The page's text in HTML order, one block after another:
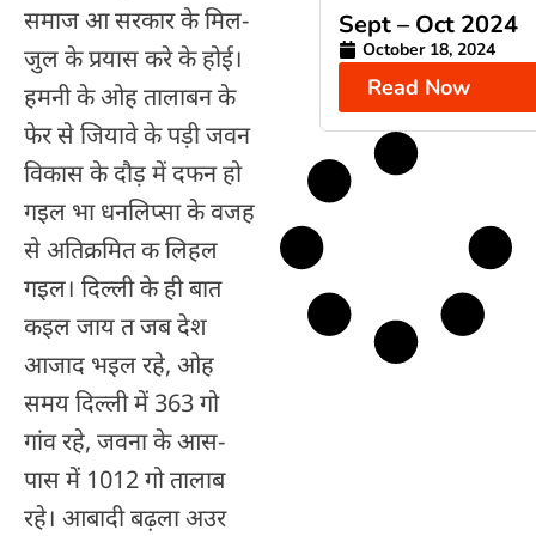
समाज आ सरकार के मिल-
जुल के प्रयास करे के होई।
हमनी के ओह तालाबन के
फेर से जियावे के पड़ी जवन
विकास के दौड़ में दफन हो
गइल भा धनलिप्सा के वजह
से अतिक्रमित क लिहल
गइल। दिल्ली के ही बात
कइल जाय त जब देश
आजाद भइल रहे, ओह
समय दिल्ली में 363 गो
गांव रहे, जवना के आस-
पास में 1012 गो तालाब
रहे। आबादी बढ़ला अउर
Sept – Oct 2024
October 18, 2024
Read Now